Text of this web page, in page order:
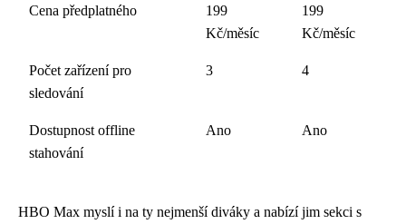
Cena předplatného
199
Kč/měsíc
199
Kč/měsíc
Počet zařízení pro
sledování
3 4
Dostupnost offline
stahování
Ano Ano
HBO Max myslí i na ty nejmenší diváky a nabízí jim sekci s